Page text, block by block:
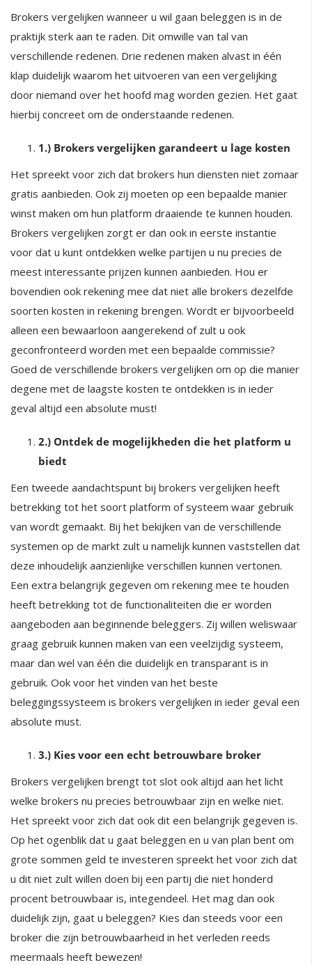
Brokers vergelijken wanneer u wil gaan beleggen is in de
praktijk sterk aan te raden. Dit omwille van tal van
verschillende redenen. Drie redenen maken alvast in één
klap duidelijk waarom het uitvoeren van een vergelijking
door niemand over het hoofd mag worden gezien. Het gaat
hierbij concreet om de onderstaande redenen.
1.) Brokers vergelijken garandeert u lage kosten
Het spreekt voor zich dat brokers hun diensten niet zomaar
gratis aanbieden. Ook zij moeten op een bepaalde manier
winst maken om hun platform draaiende te kunnen houden.
Brokers vergelijken zorgt er dan ook in eerste instantie
voor dat u kunt ontdekken welke partijen u nu precies de
meest interessante prijzen kunnen aanbieden. Hou er
bovendien ook rekening mee dat niet alle brokers dezelfde
soorten kosten in rekening brengen. Wordt er bijvoorbeeld
alleen een bewaarloon aangerekend of zult u ook
geconfronteerd worden met een bepaalde commissie?
Goed de verschillende brokers vergelijken om op die manier
degene met de laagste kosten te ontdekken is in ieder
geval altijd een absolute must!
2.) Ontdek de mogelijkheden die het platform u
biedt
Een tweede aandachtspunt bij brokers vergelijken heeft
betrekking tot het soort platform of systeem waar gebruik
van wordt gemaakt. Bij het bekijken van de verschillende
systemen op de markt zult u namelijk kunnen vaststellen dat
deze inhoudelijk aanzienlijke verschillen kunnen vertonen.
Een extra belangrijk gegeven om rekening mee te houden
heeft betrekking tot de functionaliteiten die er worden
aangeboden aan beginnende beleggers. Zij willen weliswaar
graag gebruik kunnen maken van een veelzijdig systeem,
maar dan wel van één die duidelijk en transparant is in
gebruik. Ook voor het vinden van het beste
beleggingssysteem is brokers vergelijken in ieder geval een
absolute must.
3.) Kies voor een echt betrouwbare broker
Brokers vergelijken brengt tot slot ook altijd aan het licht
welke brokers nu precies betrouwbaar zijn en welke niet.
Het spreekt voor zich dat ook dit een belangrijk gegeven is.
Op het ogenblik dat u gaat beleggen en u van plan bent om
grote sommen geld te investeren spreekt het voor zich dat
u dit niet zult willen doen bij een partij die niet honderd
procent betrouwbaar is, integendeel. Het mag dan ook
duidelijk zijn, gaat u beleggen? Kies dan steeds voor een
broker die zijn betrouwbaarheid in het verleden reeds
meermaals heeft bewezen!